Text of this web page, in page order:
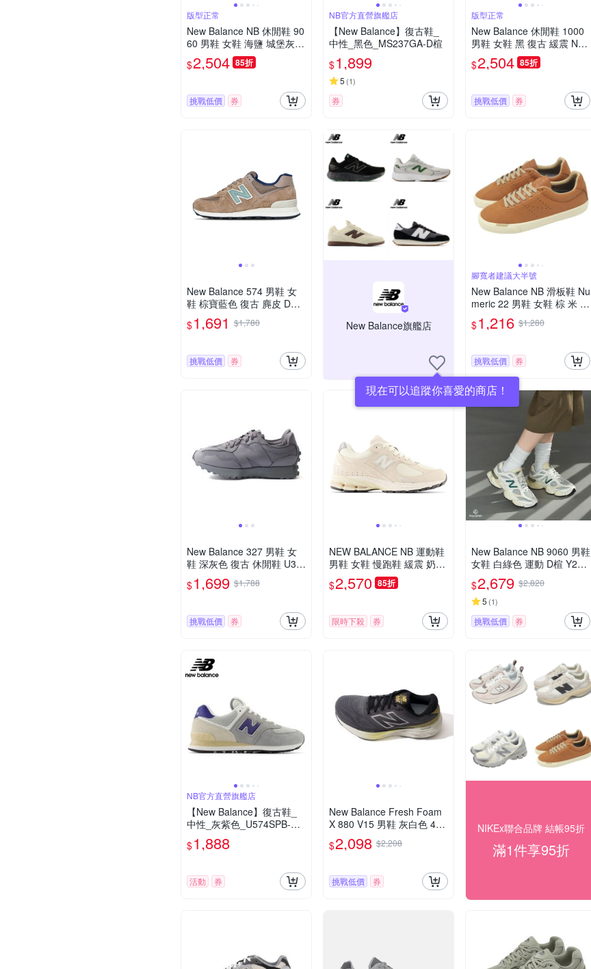
版型正常
New Balance NB 休閒鞋 90
60 男鞋 女鞋 海鹽 城堡灰
復古 緩震 運動鞋 NB U906
0AGA-D
$2,504 85折
挑戰低價 券
NB官方直營旗艦店
【New Balance】復古鞋_
中性_黑色_MS237GA-D楦
$1,899
5 (1)
券
版型正常
New Balance 休閒鞋 1000
男鞋 女鞋 黑 復古 緩震 NB
未來感 紐巴倫 M1000K-D
$2,504 85折
挑戰低價 券
New Balance 574 男鞋 女
鞋 棕寶藍色 復古 麂皮 D楦
運動 休閒鞋 U574SBB
$1,691 $1,780
挑戰低價 券
New Balance旗艦店
現在可以追蹤你喜愛的商店！
腳寬者建議大半號
New Balance NB 滑板鞋 Nu
meric 22 男鞋 女鞋 棕 米 皮
革 緩衝 休閒鞋 NM22CBU-
D
$1,216 $1,280
挑戰低價 券
New Balance 327 男鞋 女
鞋 深灰色 復古 休閒鞋 U32
7SCC
$1,699 $1,788
挑戰低價 券
NEW BALANCE NB 運動鞋
男鞋 女鞋 慢跑鞋 緩震 奶油
白 M2002RCC-D楦
$2,570 85折
限時下殺 券
New Balance NB 9060 男鞋
女鞋 白綠色 運動 D楦 Y2K
仿舊 皮革 復古 休閒鞋 U90
60ESE
$2,679 $2,820
5 (1)
挑戰低價 券
NB官方直營旗艦店
【New Balance】復古鞋_
中性_灰紫色_U574SPB-D
$1,888
活動 券
New Balance Fresh Foam
X 880 V15 男鞋 灰白色 4E
超寬楦緩震 慢跑鞋 M880J1
5
$2,098 $2,208
挑戰低價 券
NIKEx聯合品牌 結帳95折
滿1件享95折